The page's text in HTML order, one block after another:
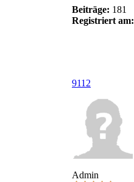
Beiträge: 181
Registriert am:
9112
Admin